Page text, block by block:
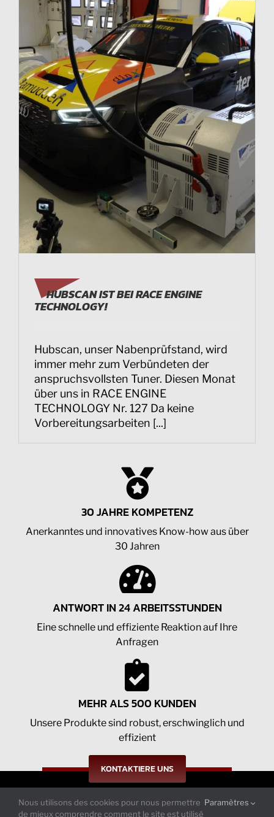
HUBSCAN IST BEI RACE ENGINE
TECHNOLOGY!
Hubscan, unser Nabenprüfstand, wird
immer mehr zum Verbündeten der
anspruchsvollsten Tuner. Diesen Monat
über uns in RACE ENGINE
TECHNOLOGY Nr. 127 Da keine
Vorbereitungsarbeiten [...]
30 JAHRE KOMPETENZ
Anerkanntes und innovatives Know-how aus über
30 Jahren
ANTWORT IN 24 ARBEITSSTUNDEN
Eine schnelle und effiziente Reaktion auf Ihre
Anfragen
MEHR ALS 500 KUNDEN
Unsere Produkte sind robust, erschwinglich und
effizient
KONTAKTIERE UNS
Folgen Sie uns in unseren Netzwerken:
Nous utilisons des cookies pour nous permettre
de mieux comprendre comment le site est utilisé
Paramètres